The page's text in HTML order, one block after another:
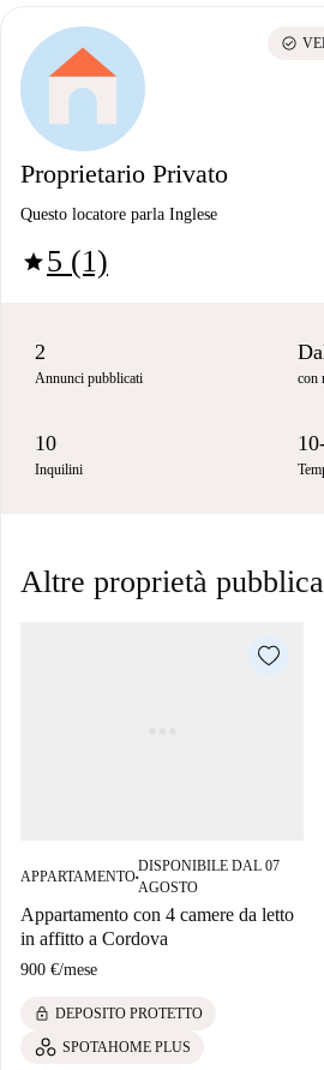
Proprietario Privato
Questo locatore parla Inglese
star5 (1)
check_circle
2
Annunci pubblicati con
10
Inquilini
Altre proprietà
APPARTAMENTO■
DISPONIBILE DAL 07
AGOSTO
Appartamento con 4 camere da letto
in affitto a Cordova
900 €/mese
lock DEPOSITO PROTETTO
SPOTAHOME PLUS